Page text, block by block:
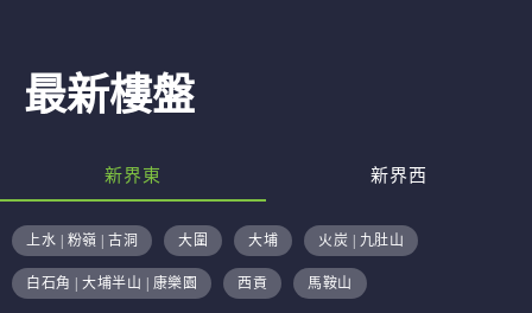
最新樓盤
新界東 新界西
上水 | 粉嶺 | 古洞 大圍 大埔 火炭 | 九肚山
白石角 | 大埔半山 | 康樂園 西貢 馬鞍山